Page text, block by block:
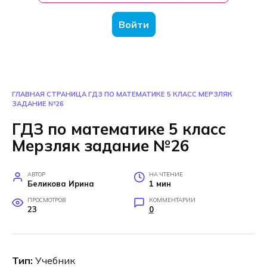
Войти
ГЛАВНАЯ СТРАНИЦА ГДЗ ПО МАТЕМАТИКЕ 5 КЛАСС МЕРЗЛЯК
ЗАДАНИЕ №26
ГДЗ по математике 5 класс
Мерзляк задание №26
АВТОР
Беликова Ирина
НА ЧТЕНИЕ
1 мин
ПРОСМОТРОВ
23
КОММЕНТАРИИ
0
Тип: Учебник